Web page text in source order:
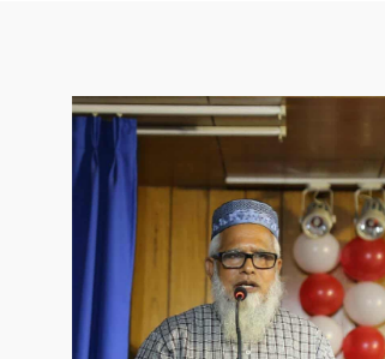
নবীনবরণ - ২০২৫